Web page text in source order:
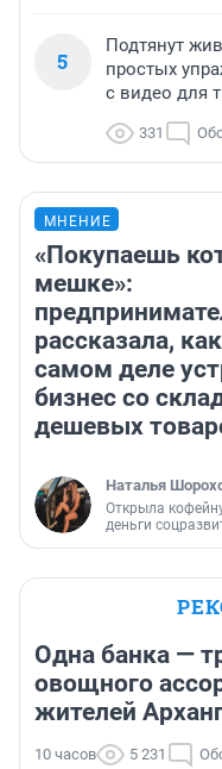
5
Подтянут
простых
с видео для
331
МНЕНИЕ
«Покупаешь
мешке»:
рассказала,
самом деле
бизнес со
дешевых
Наталья
Открыла
деньги
Одна банка —
овощного
жителей
10 часов 5 231